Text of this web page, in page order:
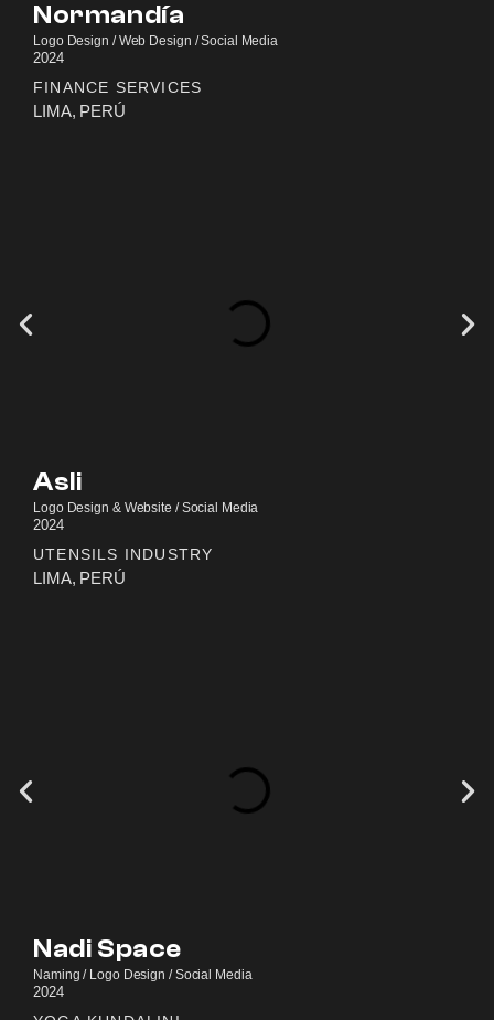
Normandía
Logo Design / Web Design / Social Media
2024
FINANCE SERVICES
LIMA, PERÚ
Asli
Logo Design & Website / Social Media
2024
UTENSILS INDUSTRY
LIMA, PERÚ
Nadi Space
Naming / Logo Design / Social Media
2024